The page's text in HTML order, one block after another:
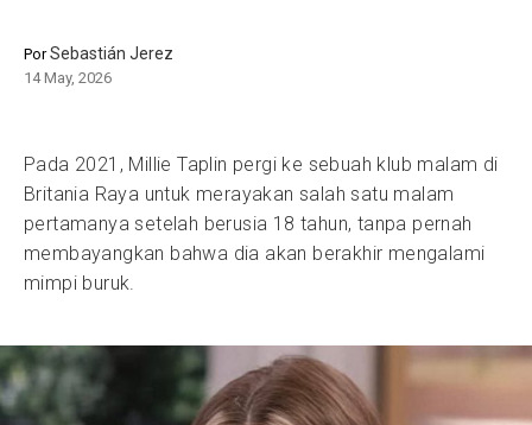
PorSebastián Jerez
14 May, 2026
Pada 2021, Millie Taplin pergi ke sebuah klub malam di
Britania Raya untuk merayakan salah satu malam
pertamanya setelah berusia 18 tahun, tanpa pernah
membayangkan bahwa dia akan berakhir mengalami
mimpi buruk.